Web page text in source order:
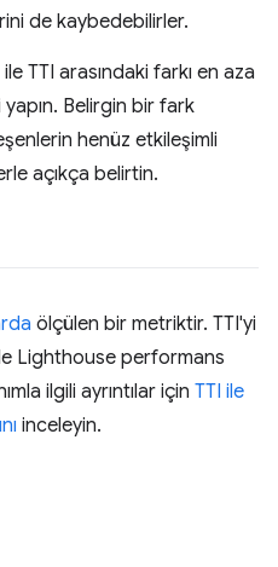
de kaybedebilirler.
TTI arasındaki farkı en aza
Belirgin bir fark
henüz etkileşimli
açıkça belirtin.
ölçülen bir metriktir. TTI'yi
Lighthouse performans
ilgili ayrıntılar için TTI ile
inceleyin.